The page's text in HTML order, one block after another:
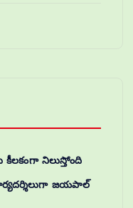
నిలుస్తోంది
జయపాల్